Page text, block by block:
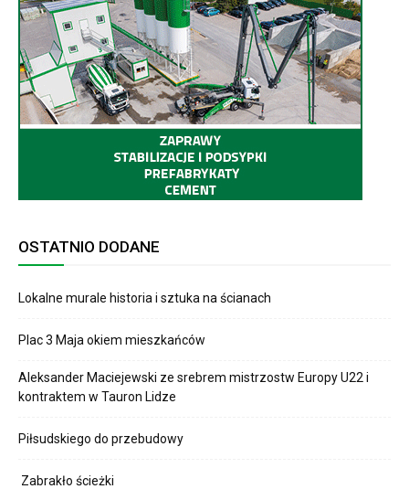
OSTATNIO DODANE
Lokalne murale historia i sztuka na ścianach
Plac 3 Maja okiem mieszkańców
Aleksander Maciejewski ze srebrem mistrzostw Europy U22 i
kontraktem w Tauron Lidze
Piłsudskiego do przebudowy
Zabrakło ścieżki